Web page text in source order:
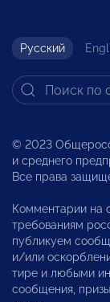
Русский
© 2023
и среднего
Все права
Комментарии на
требованиям
публикуем
и/или
тире и любыми
сообщения,